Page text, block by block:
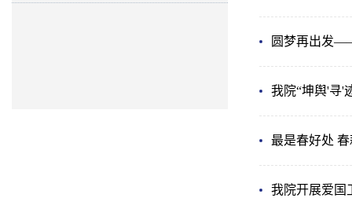
圆梦再出发
我院“坤舆'寻'
最是春好处
我院开展爱